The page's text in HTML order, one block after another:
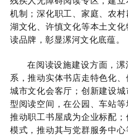
机制；深化职工、家庭、农
湖文化、许慎文化等本土文
读品牌，彰显漯河文化底蕴。
在阅读设施建设方面，
系，推动实体书店走特色化
城市文化会客厅；创新建设
型阅读空间，在公园、车站等
推动职工书屋成为企业标配
模式，推动其与党群服务中